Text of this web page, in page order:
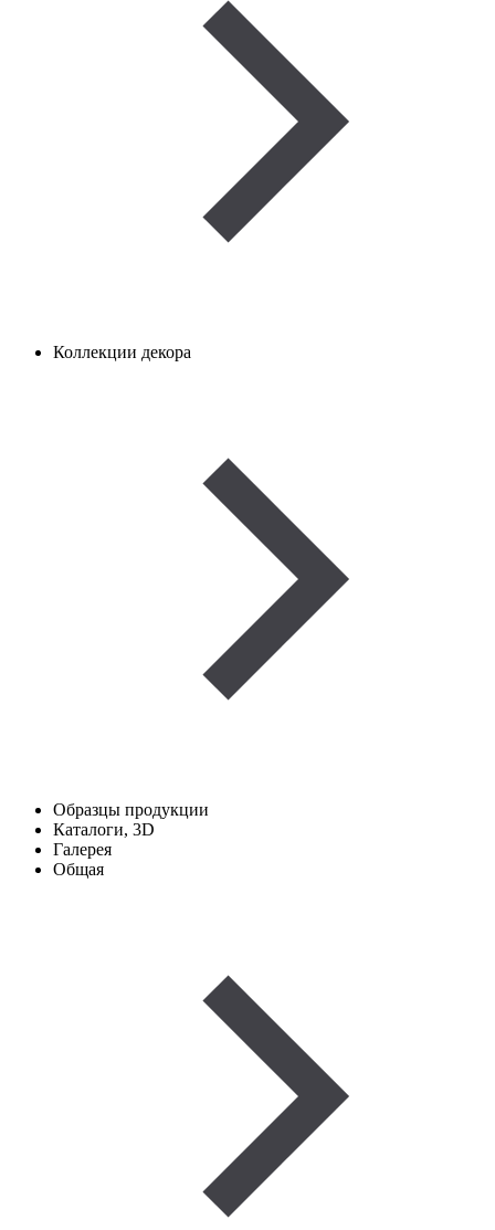
Коллекции декора
Образцы продукции
Каталоги, 3D
Галерея
Общая